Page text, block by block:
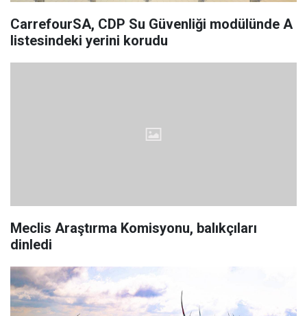
CarrefourSA, CDP Su Güvenliği modülünde A
listesindeki yerini korudu
Meclis Araştırma Komisyonu, balıkçıları
dinledi